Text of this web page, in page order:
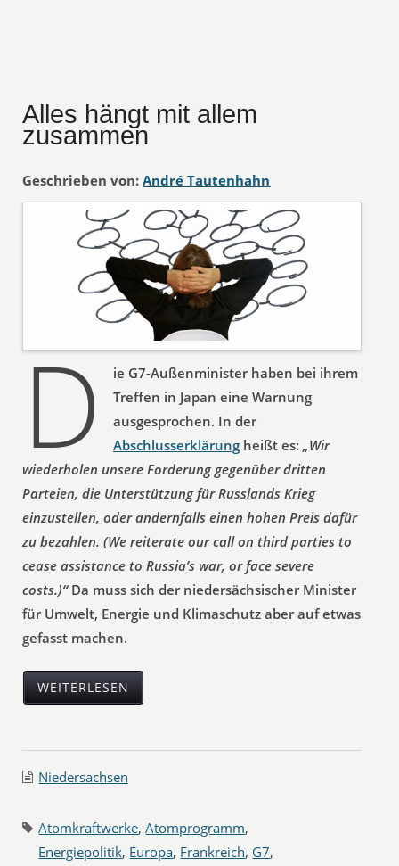
Alles hängt mit allem
zusammen
Geschrieben von: André Tautenhahn
D
ie G7-Außenminister haben bei ihrem
Treffen in Japan eine Warnung
ausgesprochen. In der
Abschlusserklärung heißt es:„Wir
wiederholen unsere Forderung gegenüber dritten
Parteien, die Unterstützung für Russlands Krieg
einzustellen, oder andernfalls einen hohen Preis dafür
zu bezahlen. (We reiterate our call on third parties to
cease assistance to Russia’s war, or face severe
costs.)“Da muss sich der niedersächsischer Minister
für Umwelt, Energie und Klimaschutz aber auf etwas
gefasst machen.
WEITERLESEN
Niedersachsen
Atomkraftwerke,Atomprogramm,
Energiepolitik, Europa, Frankreich, G7,